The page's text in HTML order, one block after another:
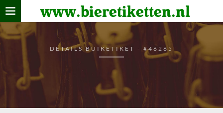
www.bieretiketten.nl
Home
verzamelen
De bierkaart
Bezoekers
DETAILS BUIKETIKET - #46265